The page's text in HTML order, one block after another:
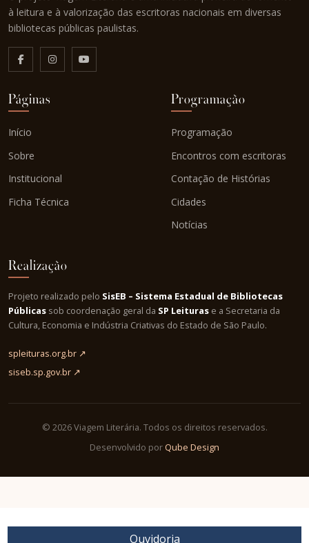
à leitura e à valorização das escritoras nacionais em diversas
bibliotecas públicas paulistas.
Páginas
Início
Sobre
Institucional
Ficha Técnica
Programação
Programação
Encontros com escritoras
Contação de Histórias
Cidades
Notícias
Realização
Projeto realizado pelo SisEB – Sistema Estadual de Bibliotecas
Públicas sob coordenação geral da SP Leituras e a Secretaria da
Cultura, Economia e Indústria Criativas do Estado de São Paulo.
spleituras.org.br ↗
siseb.sp.gov.br ↗
© 2026 Viagem Literária. Todos os direitos reservados.
Desenvolvido por Qube Design
Ouvidoria